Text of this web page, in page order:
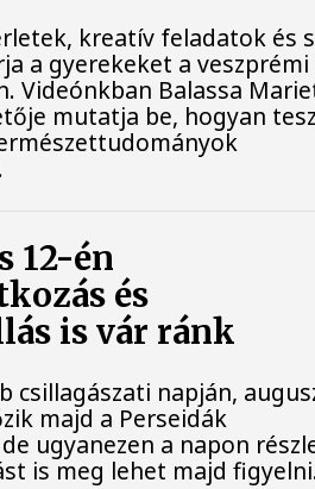
kreatív feladatok és
a gyerekeket a veszprémi
Videónkban Balassa
mutatja be, hogyan
12-én
és
is vár ránk
csillagászati napján,
majd a Perseidák
ugyanezen a napon
is meg lehet majd